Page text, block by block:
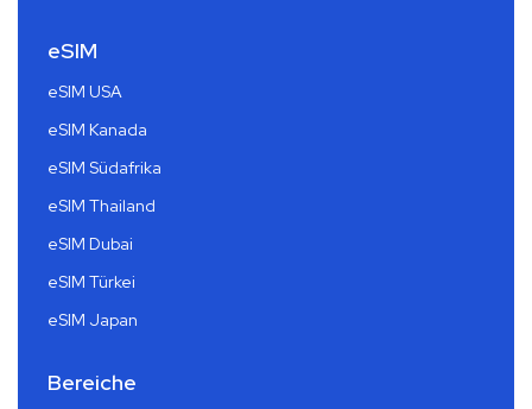
eSIM
eSIM USA
eSIM Kanada
eSIM Südafrika
eSIM Thailand
eSIM Dubai
eSIM Türkei
eSIM Japan
Bereiche